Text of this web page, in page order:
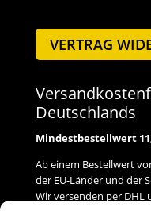
VERTRAG
Deutschlands
Mindestbestellwert
Ab einem Bestellwert
der EU-Länder und der
Wir versenden per DHL